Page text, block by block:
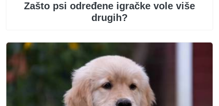
Zašto psi određene igračke vole više
drugih?